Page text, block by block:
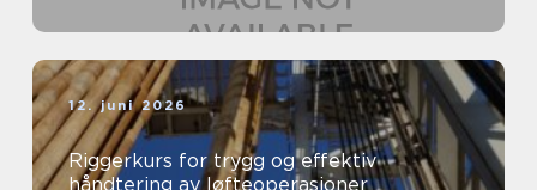
12. juni 2026
Riggerkurs for trygg og effektiv
håndtering av løfteoperasjoner